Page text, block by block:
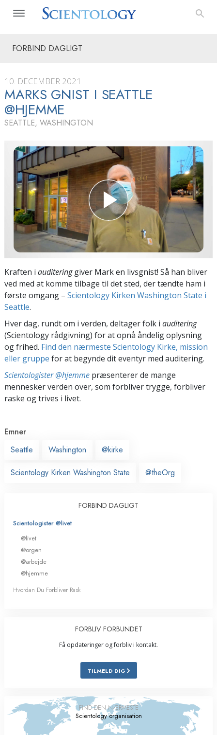
FORBIND DAGLIGT
10. DECEMBER 2021
MARKS GNIST I SEATTLE
@HJEMME
SEATTLE, WASHINGTON
Kraften i auditeringgiver Mark en livsgnist! Så han bliver
ved med at komme tilbage til det sted, der tændte ham i
første omgang – Scientology Kirken Washington State i
Seattle.
Hver dag, rundt om i verden, deltager folk i auditering
(Scientology rådgivning) for at opnå åndelig oplysning
og frihed. Find den nærmeste Scientology Kirke, mission
eller gruppe for at begynde dit eventyr med auditering.
Scientologister @hjemme præsenterer de mange
mennesker verden over, som forbliver trygge, forbliver
raske og trives i livet.
Emner
Seattle
Washington @kirke
Scientology Kirken Washington State @theOrg
FORBIND DAGLIGT
Scientologister @livet
@livet
@orgen
@arbejde
@hjemme
Hvordan Du Forbliver Rask
FORBLIV FORBUNDET
Få opdateringer og forbliv i kontakt.
TILMELD DIG
FIND DEN NÆRMESTE
Scientology organisation